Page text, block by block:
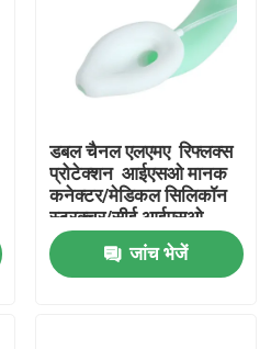
डबल चैनल एलएमए ️ रिफ्लक्स
प्रोटेक्शन ️ आईएसओ मानक
कनेक्टर/मेडिकल सिलिकॉन
स्ट्रक्चर/सीई आईएसओ
जांच भेजें